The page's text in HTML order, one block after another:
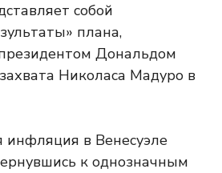
собой
плана,
Дональдом
Николаса Мадуро в
инфляция в Венесуэле
к однозначным